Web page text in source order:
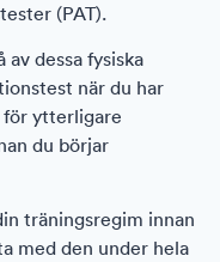
(PAT).
dessa fysiska
när du har
ytterligare
du börjar
träningsregim innan
med den under hela